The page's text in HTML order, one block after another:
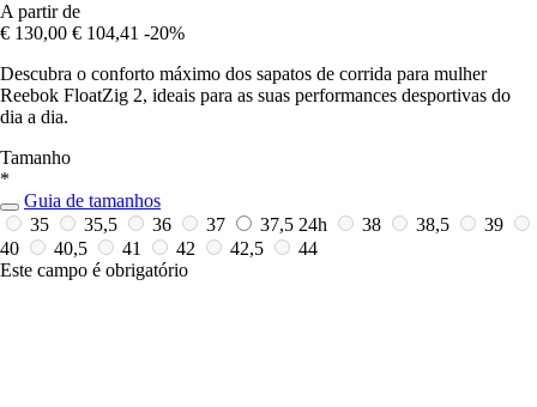
A partir de
€ 130,00 € 104,41 -20%
Descubra o conforto máximo dos sapatos de corrida para mulher
Reebok FloatZig 2, ideais para as suas performances desportivas do
dia a dia.
Tamanho
*
Guia de tamanhos
35
35,5 36 37 37,5 24h 38 38,5
39
40
40,5 41 42 42,5
44
Este campo é obrigatório